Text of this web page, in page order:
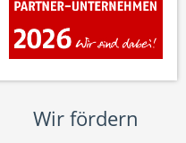
Wir fördern